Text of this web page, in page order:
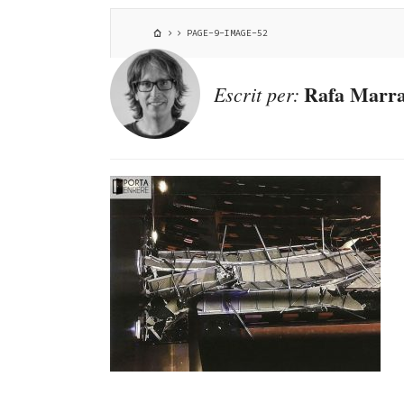
PAGE-9-IMAGE-52
Escrit per: Rafa